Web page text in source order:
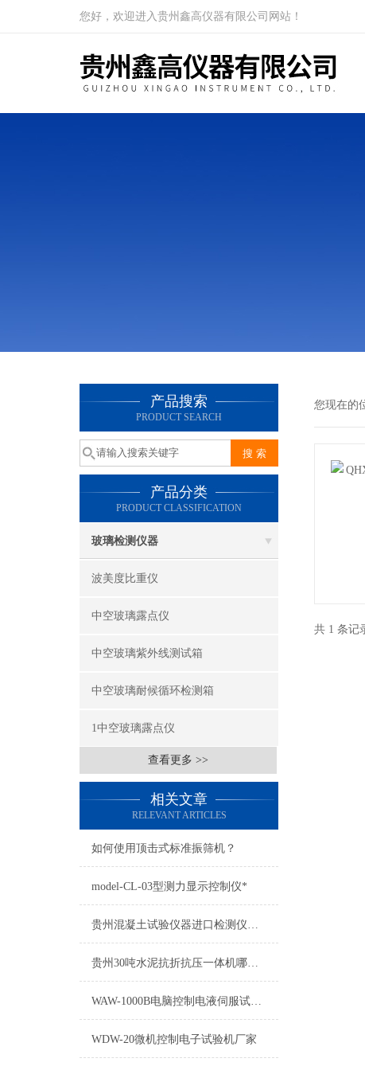
您好，欢迎进入贵州鑫高仪器有限公司网站！
产品搜索
PRODUCT SEARCH
产品分类
PRODUCT CLASSIFICATION
玻璃检测仪器
波美度比重仪
中空玻璃露点仪
中空玻璃紫外线测试箱
中空玻璃耐候循环检测箱
1中空玻璃露点仪
查看更多 >>
相关文章
RELEVANT ARTICLES
如何使用顶击式标准振筛机？
model-CL-03型测力显示控制仪*
贵州混凝土试验仪器进口检测仪器*维修质优价廉
贵州30吨水泥抗折抗压一体机哪个厂家质量好
WAW-1000B电脑控制电液伺服试验机使用操作说明
WDW-20微机控制电子试验机厂家
您现在的
共 1 条记